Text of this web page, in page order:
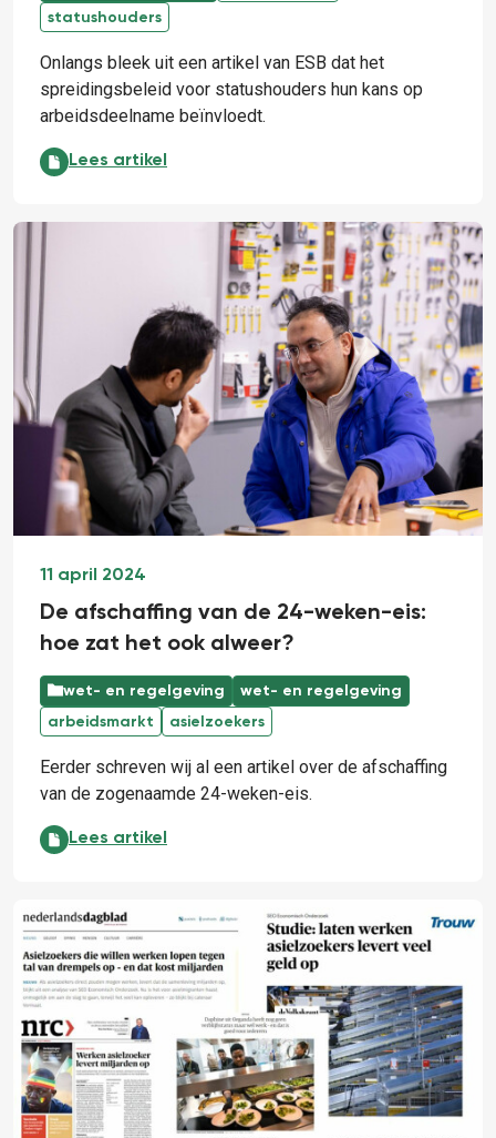
statushouders
Onlangs bleek uit een artikel van ESB dat het
spreidingsbeleid voor statushouders hun kans op
arbeidsdeelname beïnvloedt.
Spreidingsbeleid remt arbeidsdeelname
Lees artikel
11 april 2024
De afschaffing van de 24-weken-eis:
hoe zat het ook alweer?
wet- en regelgeving
wet- en regelgeving
arbeidsmarkt
asielzoekers
Eerder schreven wij al een artikel over de afschaffing
van de zogenaamde 24-weken-eis.
De afschaffing van de 24-weken-eis: hoe zat het
Lees artikel